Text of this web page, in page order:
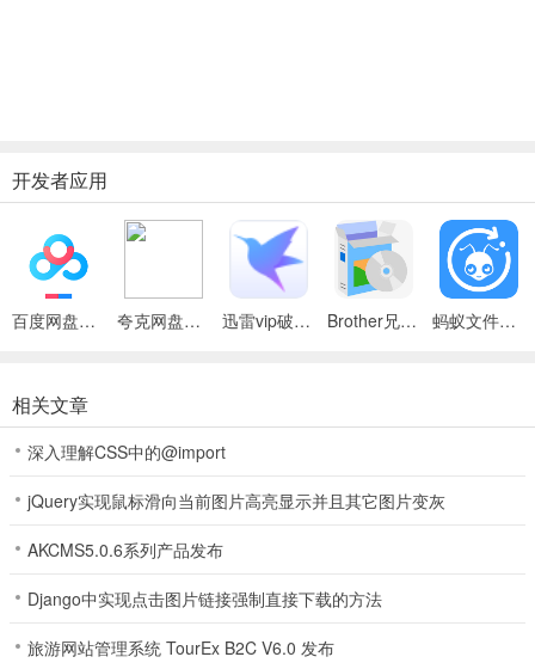
开发者应用
百度网盘绿色免安装Pc电脑版 夸克网盘官方正式版 迅雷vip破解版永久会员2024版 Brother兄弟 MFC-8480DN多功能一体机ISIS驱动 蚂蚁文件（数据恢复大师）
相关文章
深入理解CSS中的@import
jQuery实现鼠标滑向当前图片高亮显示并且其它图片变灰
AKCMS5.0.6系列产品发布
Django中实现点击图片链接强制直接下载的方法
旅游网站管理系统 TourEx B2C V6.0 发布